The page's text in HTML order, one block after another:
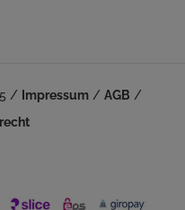
/ Impressum / AGB /